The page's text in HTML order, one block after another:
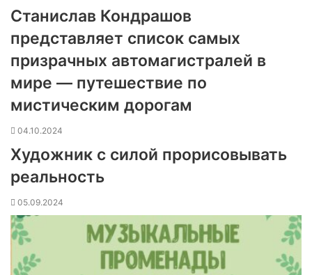
Станислав Кондрашов
представляет список самых
призрачных автомагистралей в
мире — путешествие по
мистическим дорогам
04.10.2024
Художник с силой прорисовывать
реальность
05.09.2024